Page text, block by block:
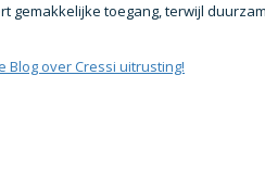
gemakkelijke toegang, terwijl
Blog over Cressi uitrusting!